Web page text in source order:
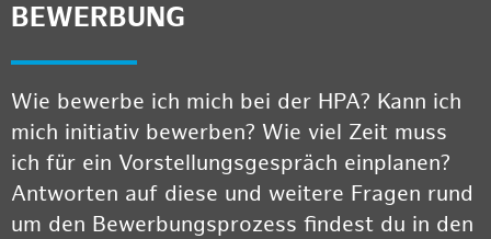
BEWERBUNG
Wie bewerbe ich mich bei der HPA? Kann ich
mich initiativ bewerben? Wie viel Zeit muss
ich für ein Vorstellungsgespräch einplanen?
Antworten auf diese und weitere Fragen rund
um den Bewerbungsprozess findest du in den